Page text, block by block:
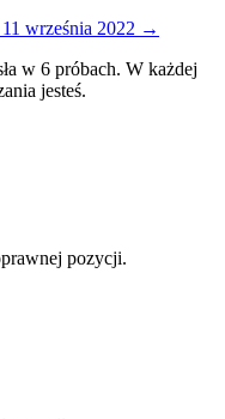
11 września 2022 →
w 6 próbach. W każdej
jesteś.
pozycji.